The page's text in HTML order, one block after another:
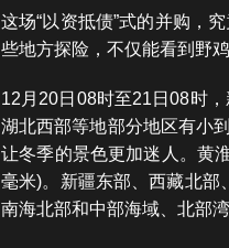
这场“以资抵债”式的并购，
些地方探险，不仅能看到野
12月20日08时至21日08时
湖北西部等地部分地区有小
让冬季的景色更加迷人。黄
毫米)。新疆东部、西藏北部
南海北部和中部海域、北部